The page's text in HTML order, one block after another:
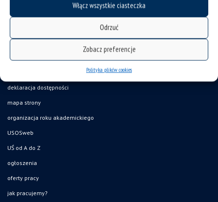
Włącz wszystkie ciasteczka
Odrzuć
Zobacz preferencje
Polityka plików cookies
deklaracja dostępności
mapa strony
organizacja roku akademickiego
USOSweb
UŚ od A do Z
ogłoszenia
oferty pracy
jak pracujemy?